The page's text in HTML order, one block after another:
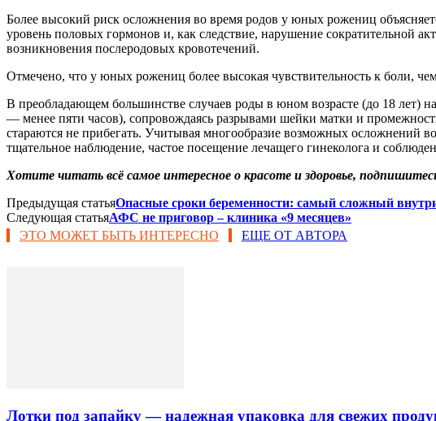
Более высокий риск осложнения во время родов у юных рожениц
уровень половых гормонов и, как следствие, нарушение сократительной
возникновения послеродовых кровотечений.
Отмечено, что у юных рожениц более высокая чувствительность к боли,
В преобладающем большинстве случаев роды в юном возрасте (до 18 лет)
— менее пяти часов), сопровождаясь разрывами шейки матки и
стараются не прибегать. Учитывая многообразие возможных
тщательное наблюдение, частое посещение лечащего гинеколога и
Хотите читать всё самое интересное о красоте и здоровье,
Предыдущая статьяОпасные сроки беременности: самый сложный
Следующая статьяАФС не приговор – клиника «9 месяцев»
ЭТО МОЖЕТ БЫТЬ ИНТЕРЕСНО
ЕЩЕ ОТ АВТОРА
Лотки под запайку — надежная упаковка для свежих